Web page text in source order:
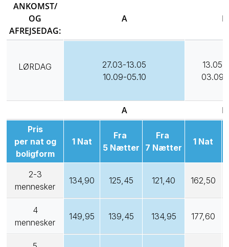
ANKOMST/
OG
AFREJSEDAG:
A B
LØRDAG
27.03-13.05
10.09-05.10
13.05-
03.09-
A B
Pris
per nat og
boligform
1 Nat
Fra
5 Nætter
Fra
7 Nætter
1 Nat
2-3
mennesker
134,90 125,45 121,40 162,50
4
mennesker
149,95 139,45 134,95 177,60